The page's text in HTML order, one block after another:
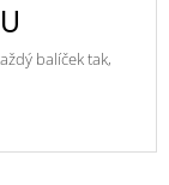
balíček tak,